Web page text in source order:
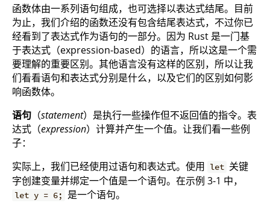
函数体由一系列语句组成，也可选择以表达式结尾。目前
为止，我们介绍的函数还没有包含结尾表达式，不过你已
经看到了表达式作为语句的一部分。因为 Rust 是一门基
于表达式（expression-based）的语言，所以这是一个需
要理解的重要区别。其他语言没有这样的区别，所以让我
们看看语句和表达式分别是什么，以及它们的区别如何影
响函数体。
语句 （statement）是执行一些操作但不返回值的指令。表
达式（expression）计算并产生一个值。让我们看一些例
子：
实际上，我们已经使用过语句和表达式。使用 let 关键
字创建变量并绑定一个值是一个语句。在示例 3-1 中，
let y = 6;
是一个语句。